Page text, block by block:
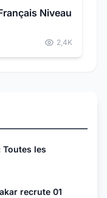
Niveau
2,4K
Toutes les
recrute 01